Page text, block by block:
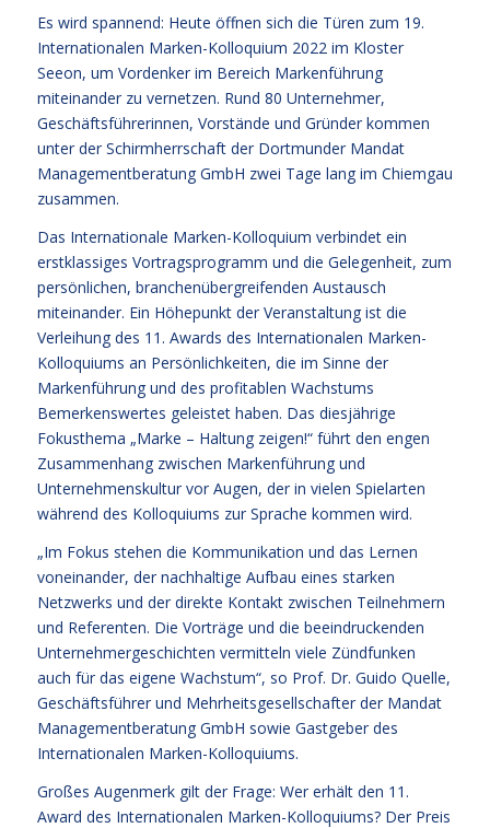
Es wird spannend: Heute öffnen sich die Türen zum 19.
Internationalen Marken-Kolloquium 2022 im Kloster
Seeon, um Vordenker im Bereich Markenführung
miteinander zu vernetzen. Rund 80 Unternehmer,
Geschäftsführerinnen, Vorstände und Gründer kommen
unter der Schirmherrschaft der Dortmunder Mandat
Managementberatung GmbH zwei Tage lang im Chiemgau
zusammen.
Das Internationale Marken-Kolloquium verbindet ein
erstklassiges Vortragsprogramm und die Gelegenheit, zum
persönlichen, branchenübergreifenden Austausch
miteinander. Ein Höhepunkt der Veranstaltung ist die
Verleihung des 11. Awards des Internationalen Marken-
Kolloquiums an Persönlichkeiten, die im Sinne der
Markenführung und des profitablen Wachstums
Bemerkenswertes geleistet haben. Das diesjährige
Fokusthema „Marke – Haltung zeigen!“ führt den engen
Zusammenhang zwischen Markenführung und
Unternehmenskultur vor Augen, der in vielen Spielarten
während des Kolloquiums zur Sprache kommen wird.
„Im Fokus stehen die Kommunikation und das Lernen
voneinander, der nachhaltige Aufbau eines starken
Netzwerks und der direkte Kontakt zwischen Teilnehmern
und Referenten. Die Vorträge und die beeindruckenden
Unternehmergeschichten vermitteln viele Zündfunken
auch für das eigene Wachstum“, so Prof. Dr. Guido Quelle,
Geschäftsführer und Mehrheitsgesellschafter der Mandat
Managementberatung GmbH sowie Gastgeber des
Internationalen Marken-Kolloquiums.
Großes Augenmerk gilt der Frage: Wer erhält den 11.
Award des Internationalen Marken-Kolloquiums? Der Preis